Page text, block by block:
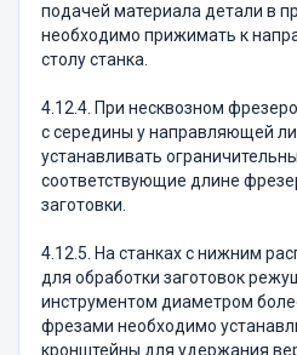
подачей материала детали в
необходимо прижимать к
столу станка.
4.12.4. При несквозном
с середины у направляющей
устанавливать
соответствующие длине
заготовки.
4.12.5. На станках с нижним
для обработки заготовок
инструментом диаметром
фрезами необходимо
кронштейны для удержания